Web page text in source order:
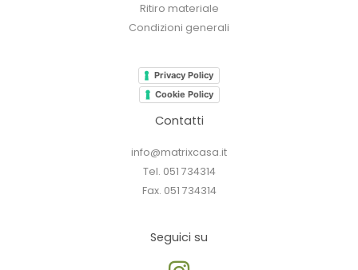
Ritiro materiale
Condizioni generali
Privacy Policy
Cookie Policy
Contatti
info@matrixcasa.it
Tel. 051 734314
Fax. 051 734314
Seguici su